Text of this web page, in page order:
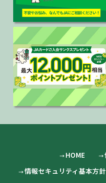
HOME
情報セキュリティ基本方針